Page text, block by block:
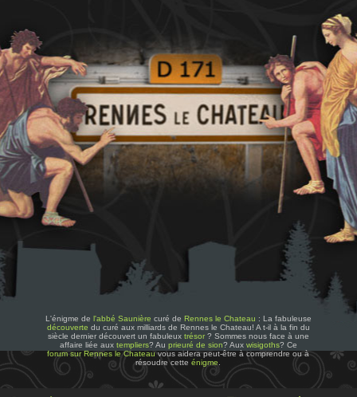
L'énigme de l'abbé Saunière curé de Rennes le Chateau : La fabuleuse
découverte du curé aux milliards de Rennes le Chateau! A t-il à la fin du
siècle dernier découvert un fabuleux trésor? Sommes nous face à une
affaire liée aux templiers? Au prieuré de sion? Aux wisigoths? Ce
forum sur Rennes le Chateauvous aidera peut-être à comprendre ou à
résoudre cetteénigme